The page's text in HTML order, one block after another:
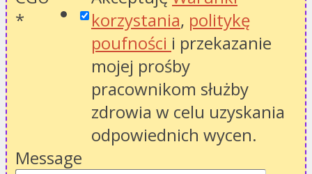
*
korzystania, politykę
poufności i przekazanie
mojej prośby
pracownikom służby
zdrowia w celu uzyskania
odpowiednich wycen.
Message